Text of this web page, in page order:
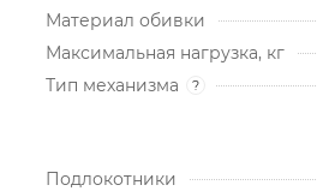
Материал обивки
Максимальная нагрузка, кг
Тип механизма
?
Подлокотники